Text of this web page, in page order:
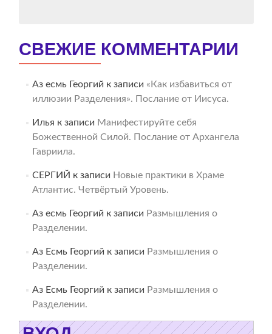
СВЕЖИЕ КОММЕНТАРИИ
Аз есмь Георгий к записи «Как избавиться от
иллюзии Разделения». Послание от Иисуса.
Илья к записи Манифестируйте себя
Божественной Силой. Послание от Архангела
Гавриила.
СЕРГИЙ к записи Новые практики в Храме
Атлантис. Четвёртый Уровень.
Аз есмь Георгий к записи Размышления о
Разделении.
Аз Есмь Георгий к записи Размышления о
Разделении.
Аз Есмь Георгий к записи Размышления о
Разделении.